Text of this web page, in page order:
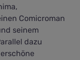
Comicroman
seinem
dazu